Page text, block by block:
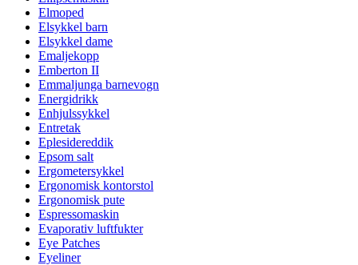
Elmoped
Elsykkel barn
Elsykkel dame
Emaljekopp
Emberton II
Emmaljunga barnevogn
Energidrikk
Enhjulssykkel
Entretak
Eplesidereddik
Epsom salt
Ergometersykkel
Ergonomisk kontorstol
Ergonomisk pute
Espressomaskin
Evaporativ luftfukter
Eye Patches
Eyeliner